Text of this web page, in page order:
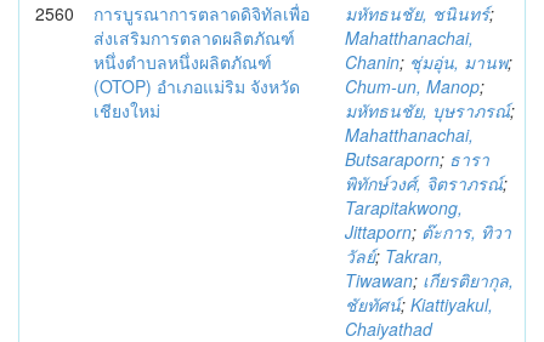
2560
การบูรณาการตลาดดิจิทัลเพื่อ
ส่งเสริมการตลาดผลิตภัณฑ์
หนึ่งตำบลหนึ่งผลิตภัณฑ์
(OTOP) อำเภอแม่ริม จังหวัด
เชียงใหม่
มหัทธนชัย, ชนินทร์;
Mahatthanachai,
Chanin; ชุ่มอุ่น, มานพ;
Chum-un, Manop;
มหัทธนชัย, บุษราภรณ์;
Mahatthanachai,
Butsaraporn; ธารา
พิทักษ์วงศ์, จิตราภรณ์;
Tarapitakwong,
Jittaporn; ต๊ะการ, ทิวา
วัลย์; Takran,
Tiwawan; เกียรติยากุล,
ชัยทัศน์; Kiattiyakul,
Chaiyathad